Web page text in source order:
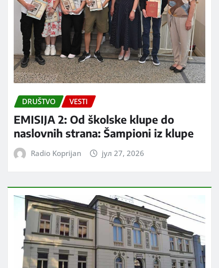
DRUŠTVO VESTI
EMISIJA 2: Od školske klupe do
naslovnih strana: Šampioni iz klupe
Radio Koprijan јул 27, 2026